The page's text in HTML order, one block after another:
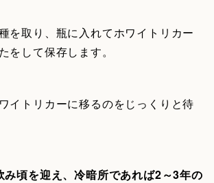
を取り、瓶に入れてホワイトリカー
をして保存します。
イトリカーに移るのをじっくりと待
み頃を迎え、冷暗所であれば2～3年の